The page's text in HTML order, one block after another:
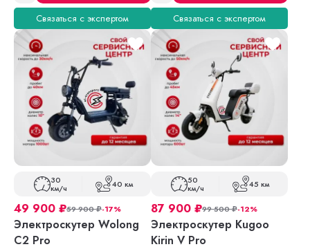
Связаться с экспертом Связаться с экспертом
30
км/ч 40 км
49 900 ₽59 900₽-17%
Электроскутер Wolong
C2 Pro
50
км/ч 45 км
87 900 ₽99 500₽-12%
Электроскутер Kugoo
Kirin V Pro